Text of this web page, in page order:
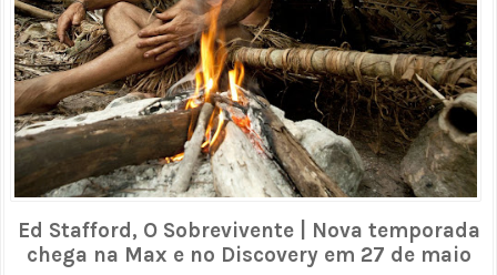
Ed Stafford, O Sobrevivente | Nova temporada
chega na Max e no Discovery em 27 de maio